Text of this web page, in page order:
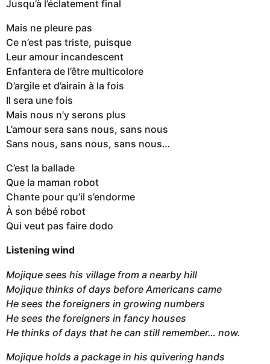
Jusqu’à l’éclatement final
Mais ne pleure pas
Ce n’est pas triste, puisque
Leur amour incandescent
Enfantera de l’être multicolore
D’argile et d’airain à la fois
Il sera une fois
Mais nous n’y serons plus
L’amour sera sans nous, sans nous
Sans nous, sans nous, sans nous…
C’est la ballade
Que la maman robot
Chante pour qu’il s’endorme
À son bébé robot
Qui veut pas faire dodo
Listening wind
Mojique sees his village from a nearby hill
Mojique thinks of days before Americans came
He sees the foreigners in growing numbers
He sees the foreigners in fancy houses
He thinks of days that he can still remember… now.
Mojique holds a package in his quivering hands